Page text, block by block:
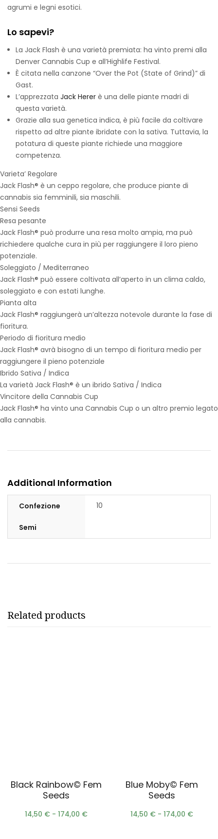
agrumi e legni esotici.
Lo sapevi?
La Jack Flash è una varietà premiata: ha vinto premi alla
Denver Cannabis Cup e all’Highlife Festival.
È citata nella canzone “Over the Pot (State of Grind)” di
Gast.
L’apprezzata Jack Herer è una delle piante madri di
questa varietà.
Grazie alla sua genetica indica, è più facile da coltivare
rispetto ad altre piante ibridate con la sativa. Tuttavia, la
potatura di queste piante richiede una maggiore
competenza.
Varieta’ Regolare
Jack Flash® è un ceppo regolare, che produce piante di
cannabis sia femminili, sia maschili.
Sensi Seeds
Resa pesante
Jack Flash® può produrre una resa molto ampia, ma può
richiedere qualche cura in più per raggiungere il loro pieno
potenziale.
Soleggiato / Mediterraneo
Jack Flash® può essere coltivata all’aperto in un clima caldo,
soleggiato e con estati lunghe.
Pianta alta
Jack Flash® raggiungerà un’altezza notevole durante la fase di
fioritura.
Periodo di fioritura medio
Jack Flash® avrà bisogno di un tempo di fioritura medio per
raggiungere il pieno potenziale
Ibrido Sativa / Indica
La varietà Jack Flash® è un ibrido Sativa / Indica
Vincitore della Cannabis Cup
Jack Flash® ha vinto una Cannabis Cup o un altro premio legato
alla cannabis.
Additional Information
Confezione
Semi
10
Related products
Black Rainbow© Fem
Seeds
14,50 € - 174,00 €
Blue Moby© Fem
Seeds
14,50 € - 174,00 €